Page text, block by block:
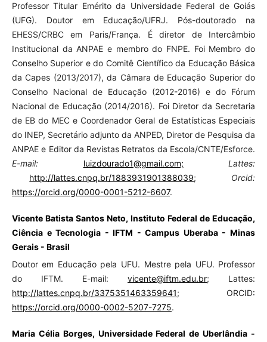
Professor Titular Emérito da Universidade Federal de Goiás
(UFG). Doutor em Educação/UFRJ. Pós-doutorado na
EHESS/CRBC em Paris/França. É diretor de Intercâmbio
Institucional da ANPAE e membro do FNPE. Foi Membro do
Conselho Superior e do Comitê Científico da Educação Básica
da Capes (2013/2017), da Câmara de Educação Superior do
Conselho Nacional de Educação (2012-2016) e do Fórum
Nacional de Educação (2014/2016). Foi Diretor da Secretaria
de EB do MEC e Coordenador Geral de Estatísticas Especiais
do INEP, Secretário adjunto da ANPED, Diretor de Pesquisa da
ANPAE e Editor da Revistas Retratos da Escola/CNTE/Esforce.
E-mail:
luizdourado1@gmail.com;
Lattes:
http://lattes.cnpq.br/1883931901388039; Orcid:
https://orcid.org/0000-0001-5212-6607.
Vicente Batista Santos Neto, Instituto Federal de Educação,
Ciência e Tecnologia - IFTM - Campus Uberaba - Minas
Gerais - Brasil
Doutor em Educação pela UFU. Mestre pela UFU. Professor
do IFTM. E-mail:vicente@iftm.edu.br; Lattes:
http://lattes.cnpq.br/3375351463359641; ORCID:
https://orcid.org/0000-0002-5207-7275.
Maria Célia Borges, Universidade Federal de Uberlândia -